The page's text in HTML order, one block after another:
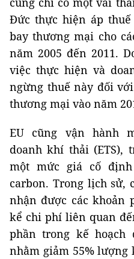
Đức thực hiện áp
bay thương mại cho
năm 2005 đến 2011.
việc thực hiện và
ngừng thuế này đối
thương mại vào năm
EU cũng vận hành
doanh khí thải (ETS),
một mức giá cố
carbon. Trong lịch sử,
nhận được các khoản
kể chi phí liên quan
phần trong kế hoạch
nhằm giảm 55%